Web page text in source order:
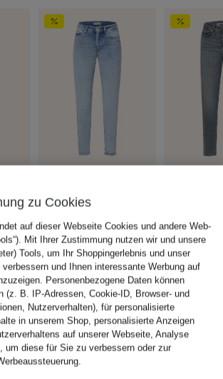
Skinny Jeans
CHF 30
Ursprünglich:CHF 50
CHF 25
Ursprünglich:
ENTDECKEN
zu Cookies
auf dieser Webseite Cookies und andere Web-
Mit Ihrer Zustimmung nutzen wir und unsere
Tools, um Ihr Shoppingerlebnis und unser
und Ihnen interessante Werbung auf
Personenbezogene Daten können
(z. B. IP-Adressen, Cookie-ID, Browser- und
Nutzerverhalten), für personalisierte
in unserem Shop, personalisierte Anzeigen
auf unserer Webseite, Analyse
um diese für Sie zu verbessern oder zur